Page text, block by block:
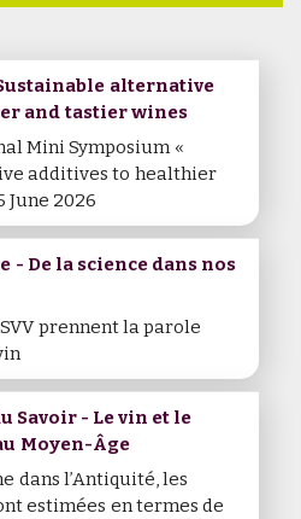
alternative
and tastier wines
Mini Symposium «
additives to healthier
June 2026
- De la science dans nos
prennent la parole
Savoir - Le vin et le
Moyen-Âge
dans l’Antiquité, les
estimées en termes de